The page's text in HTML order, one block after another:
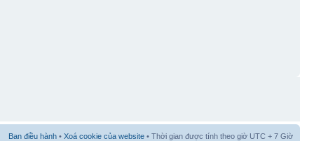
Ban điều hành • Xoá cookie của website • Thời gian được tính theo giờ UTC + 7 Giờ